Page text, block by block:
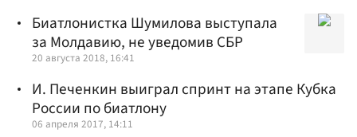
Биатлонистка Шумилова выступала
за Молдавию, не уведомив СБР
20 августа 2018, 16:41
И. Печенкин выиграл спринт на этапе Кубка
России по биатлону
06 апреля 2017, 14:11